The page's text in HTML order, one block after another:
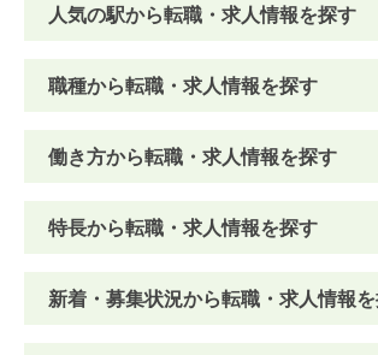
人気の駅から転職・求人情報を探す
職種から転職・求人情報を探す
働き方から転職・求人情報を探す
特長から転職・求人情報を探す
新着・募集状況から転職・求人情報